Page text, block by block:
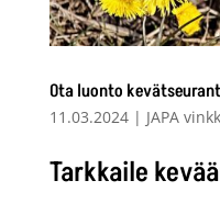
Ota luonto
11.03.2024| JAPA
Tarkkaile